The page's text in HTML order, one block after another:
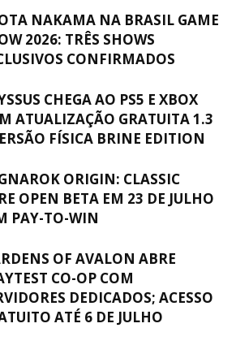
NAKAMA NA BRASIL GAME
2026: TRÊS SHOWS
CONFIRMADOS
CHEGA AO PS5 E XBOX
ATUALIZAÇÃO GRATUITA 1.3
FÍSICA BRINE EDITION
ORIGIN: CLASSIC
OPEN BETA EM 23 DE JULHO
PAY-TO-WIN
OF AVALON ABRE
CO-OP COM
DEDICADOS; ACESSO
ATÉ 6 DE JULHO